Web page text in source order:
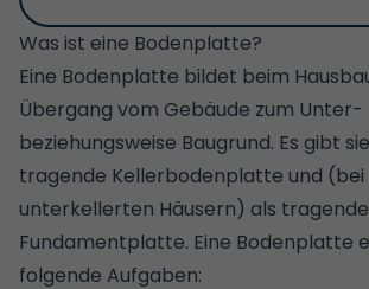
Was ist eine Bodenplatte?
Eine Bodenplatte bildet beim
Übergang vom Gebäude zum Unter-
beziehungsweise Baugrund. Es gibt
tragende Kellerbodenplatte und
unterkellerten Häusern) als tragende
Fundamentplatte. Eine Bodenplatte
folgende Aufgaben: